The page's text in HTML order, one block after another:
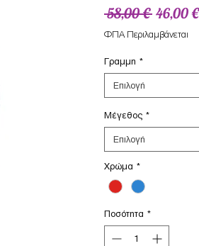
58,00 € Κανονική
τιμή
46,00 €
ΦΠΑ Περιλαμβάνεται
Γραμμη *
Επιλογή
Μέγεθος *
Επιλογή
Χρώμα *
Ποσότητα *